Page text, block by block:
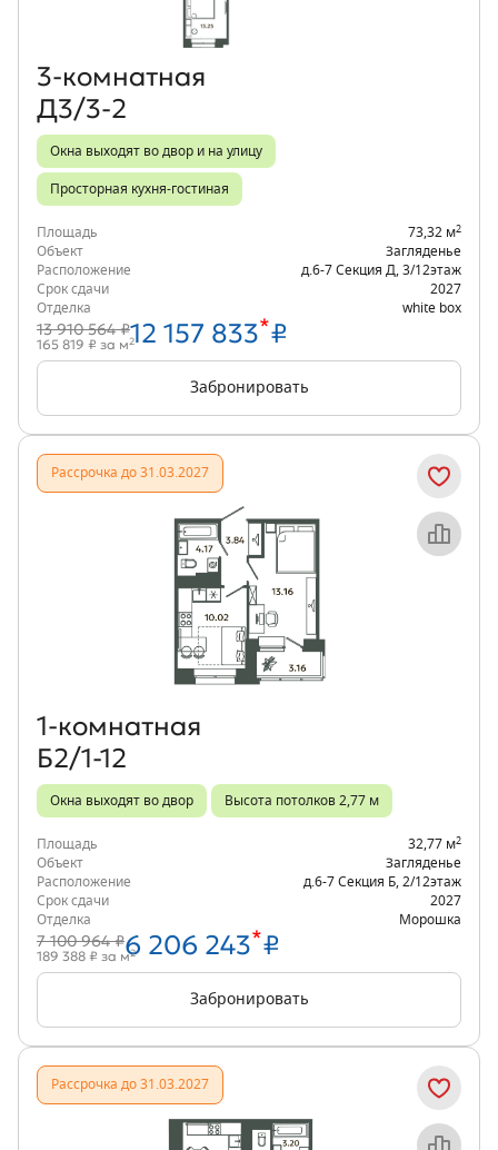
3‑комнатная
Д3/3-2
Окна выходят во двор и на улицу
Просторная кухня-гостиная
Площадь 73,32 м2
Объект
Загляденье
Расположение
д.6-7 Секция Д 3/12этаж
Срок сдачи
2027
Отделка
white box
13 910 564 ₽12 157 833*₽
165 819 ₽ за м2
Забронировать
Рассрочка до 31.03.2027
Объект месяца
1‑комнатная
Б2/1-12
Окна выходят во двор Высота потолков 2,77 м
Площадь 32,77 м2
Объект
Загляденье
Расположение
д.6-7 Секция Б 2/12этаж
Срок сдачи
2027
Отделка
Морошка
7 100 964 ₽6 206 243*₽
189 388 ₽ за м2
Забронировать
Рассрочка до 31.03.2027